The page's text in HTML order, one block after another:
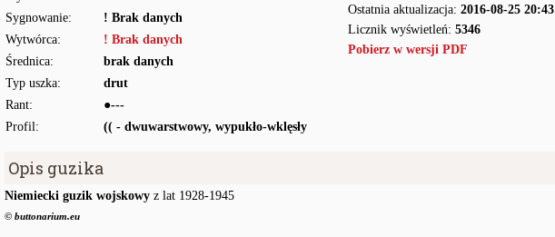
Sygnowanie:
! Brak danych
Wytwórca:
! Brak danych
Średnica:
brak danych
Typ uszka:
drut
Rant:
●---
Profil:
(( - dwuwarstwowy, wypukło-wklęsły
Ostatnia aktualizacja: 2016-08-25 20:43
Licznik wyświetleń: 5346
Pobierz w wersji PDF
Opis guzika
Niemiecki guzik wojskowy z lat 1928-1945
© buttonarium.eu